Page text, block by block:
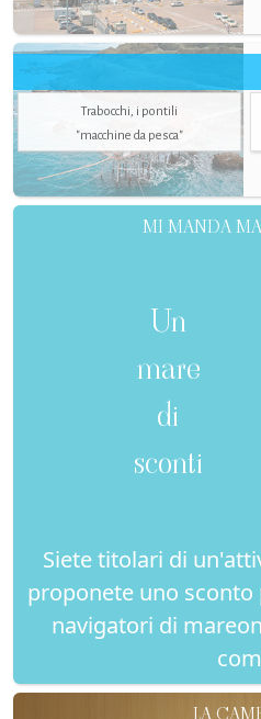
Trabocchi, i pontili
"macchine da pesca"
MI MANDA
Un
mare
di
sconti
Siete titolari di
proponete uno
navigatori di
LA